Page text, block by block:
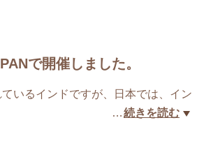
で開催しました。
いるインドですが、日本では、イン
…続きを読む